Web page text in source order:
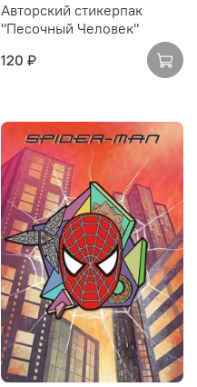
Авторский стикерпак
"Песочный Человек"
120 ₽